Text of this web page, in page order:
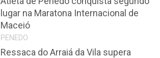
lugar na Maratona Internacional de
Maceió
PENEDO
Ressaca do Arraiá da Vila supera